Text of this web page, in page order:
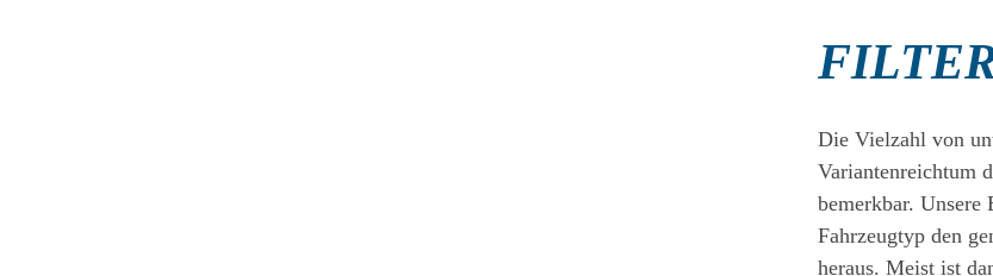
Die Vielzahl von
Variantenreichtum
bemerkbar. Unsere
Fahrzeugtyp den
heraus. Meist ist